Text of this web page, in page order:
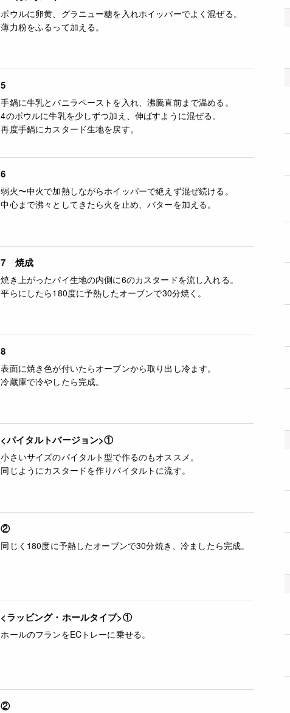
ボウルに卵黄、グラニュー糖を入れホイッパーでよく混ぜる。
薄力粉をふるって加える。
5
手鍋に牛乳とバニラペーストを入れ、沸騰直前まで温める。
4のボウルに牛乳を少しずつ加え、伸ばすように混ぜる。
再度手鍋にカスタード生地を戻す。
6
弱火〜中火で加熱しながらホイッパーで絶えず混ぜ続ける。
中心まで沸々としてきたら火を止め、バターを加える。
7 焼成
焼き上がったパイ生地の内側に6のカスタードを流し入れる。
平らにしたら180度に予熱したオーブンで30分焼く。
8
表面に焼き色が付いたらオーブンから取り出し冷ます。
冷蔵庫で冷やしたら完成。
<パイタルトバージョン>①
小さいサイズのパイタルト型で作るのもオススメ。
同じようにカスタードを作りパイタルトに流す。
②
同じく180度に予熱したオーブンで30分焼き、冷ましたら完成。
<ラッピング・ホールタイプ>①
ホールのフランをECトレーに乗せる。
②